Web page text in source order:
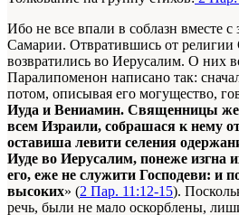
Ибо не все впали в соблазн вместе
Самарии. Отвратившись от религии
возвратились во Иерусалим. О них
Паралипоменон написано так:
потом, описывая его могущество,
Иуда и Вениамин. Священницы же
всем Израили, собрашася к нему
оставиша левити селения
Иуде во Иерусалим, понеже изгна
его, еже не служити Господеви: и
высоких» (2 Пар. 11:12-15).
речь, были не мало оскорблены,